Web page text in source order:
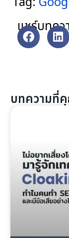
แชร์บทค
บทความที่